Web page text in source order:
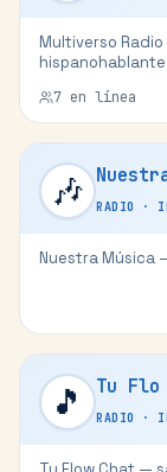
Multiverso
7 en línea
🎶 RADIO ·
Nuestra Música
🎵 Tu Flo
RADIO ·